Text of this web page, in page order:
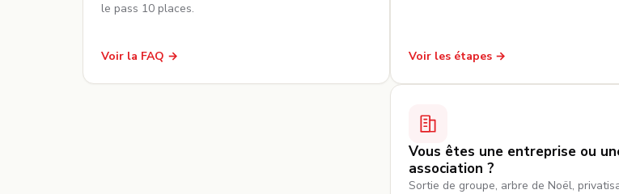
le pass 10 places.
Voir la FAQ Voir les étapes
Vous êtes une entreprise ou
association ?
Sortie de groupe, arbre de Noël,